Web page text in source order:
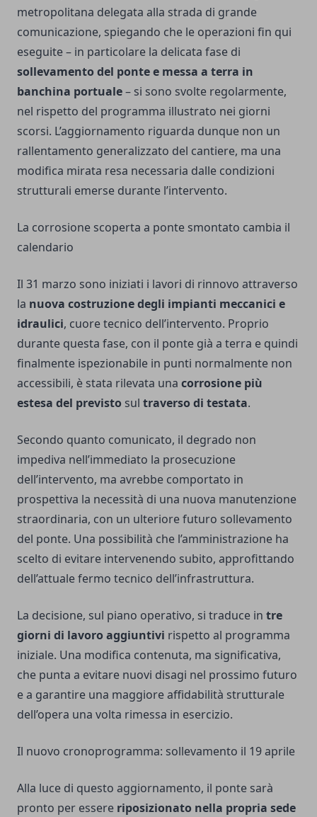
metropolitana delegata alla strada di grande
comunicazione, spiegando che le operazioni fin qui
eseguite – in particolare la delicata fase di
sollevamento del ponte e messa a terra in
banchina portuale– si sono svolte regolarmente,
nel rispetto del programma illustrato nei giorni
scorsi. L’aggiornamento riguarda dunque non un
rallentamento generalizzato del cantiere, ma una
modifica mirata resa necessaria dalle condizioni
strutturali emerse durante l’intervento.
La corrosione scoperta a ponte smontato cambia il
calendario
Il 31 marzo sono iniziati i lavori di rinnovo attraverso
la nuova costruzione degli impianti meccanici e
idraulici, cuore tecnico dell’intervento. Proprio
durante questa fase, con il ponte già a terra e quindi
finalmente ispezionabile in punti normalmente non
accessibili, è stata rilevata una corrosione più
estesa del previsto sul traverso di testata.
Secondo quanto comunicato, il degrado non
impediva nell’immediato la prosecuzione
dell’intervento, ma avrebbe comportato in
prospettiva la necessità di una nuova manutenzione
straordinaria, con un ulteriore futuro sollevamento
del ponte. Una possibilità che l’amministrazione ha
scelto di evitare intervenendo subito, approfittando
dell’attuale fermo tecnico dell’infrastruttura.
La decisione, sul piano operativo, si traduce in tre
giorni di lavoro aggiuntivi rispetto al programma
iniziale. Una modifica contenuta, ma significativa,
che punta a evitare nuovi disagi nel prossimo futuro
e a garantire una maggiore affidabilità strutturale
dell’opera una volta rimessa in esercizio.
Il nuovo cronoprogramma: sollevamento il 19 aprile
Alla luce di questo aggiornamento, il ponte sarà
pronto per essere riposizionato nella propria sede